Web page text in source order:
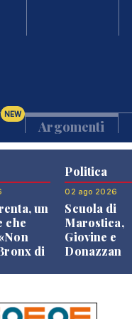
NEW
Argomenti
un
che
di
Politica
02 ago 2026
Scuola di
Marostica,
Giovine e
Donazzan